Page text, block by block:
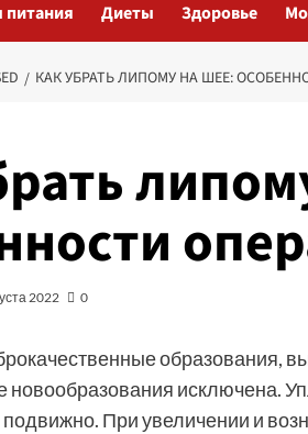
Диеты Здоровье
КАК УБРАТЬ ЛИПОМУ НА ШЕЕ:
2022 0
новообразования исключена.
При увеличении и